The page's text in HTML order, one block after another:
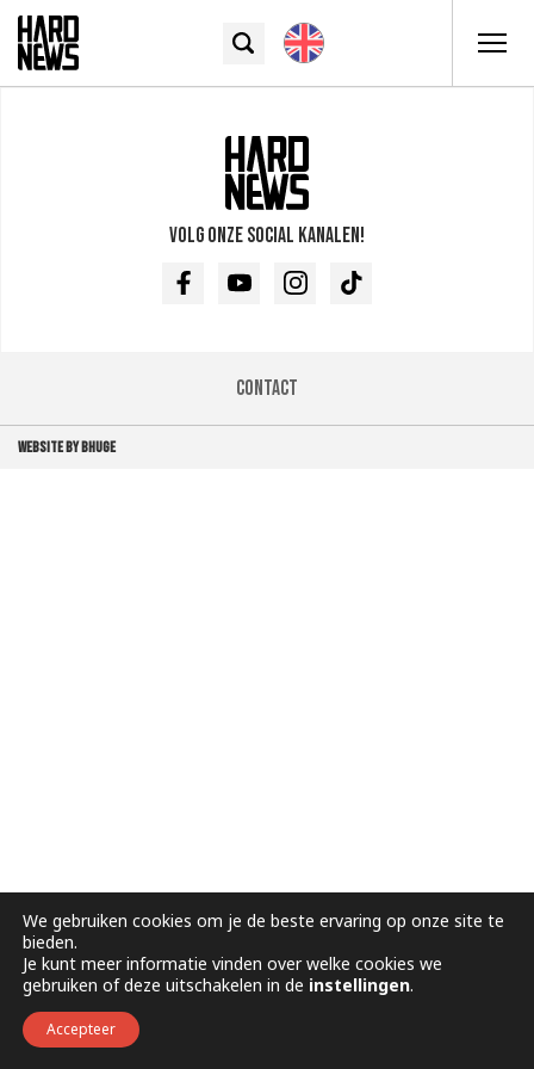
Volg onze social kanalen!
FacebookYoutubeInstagramTikTok
Contact
WEBSITE BY BHUGE
We gebruiken cookies om je de beste ervaring op onze site te
bieden.
Je kunt meer informatie vinden over welke cookies we
gebruiken of deze uitschakelen in de instellingen.
Accepteer